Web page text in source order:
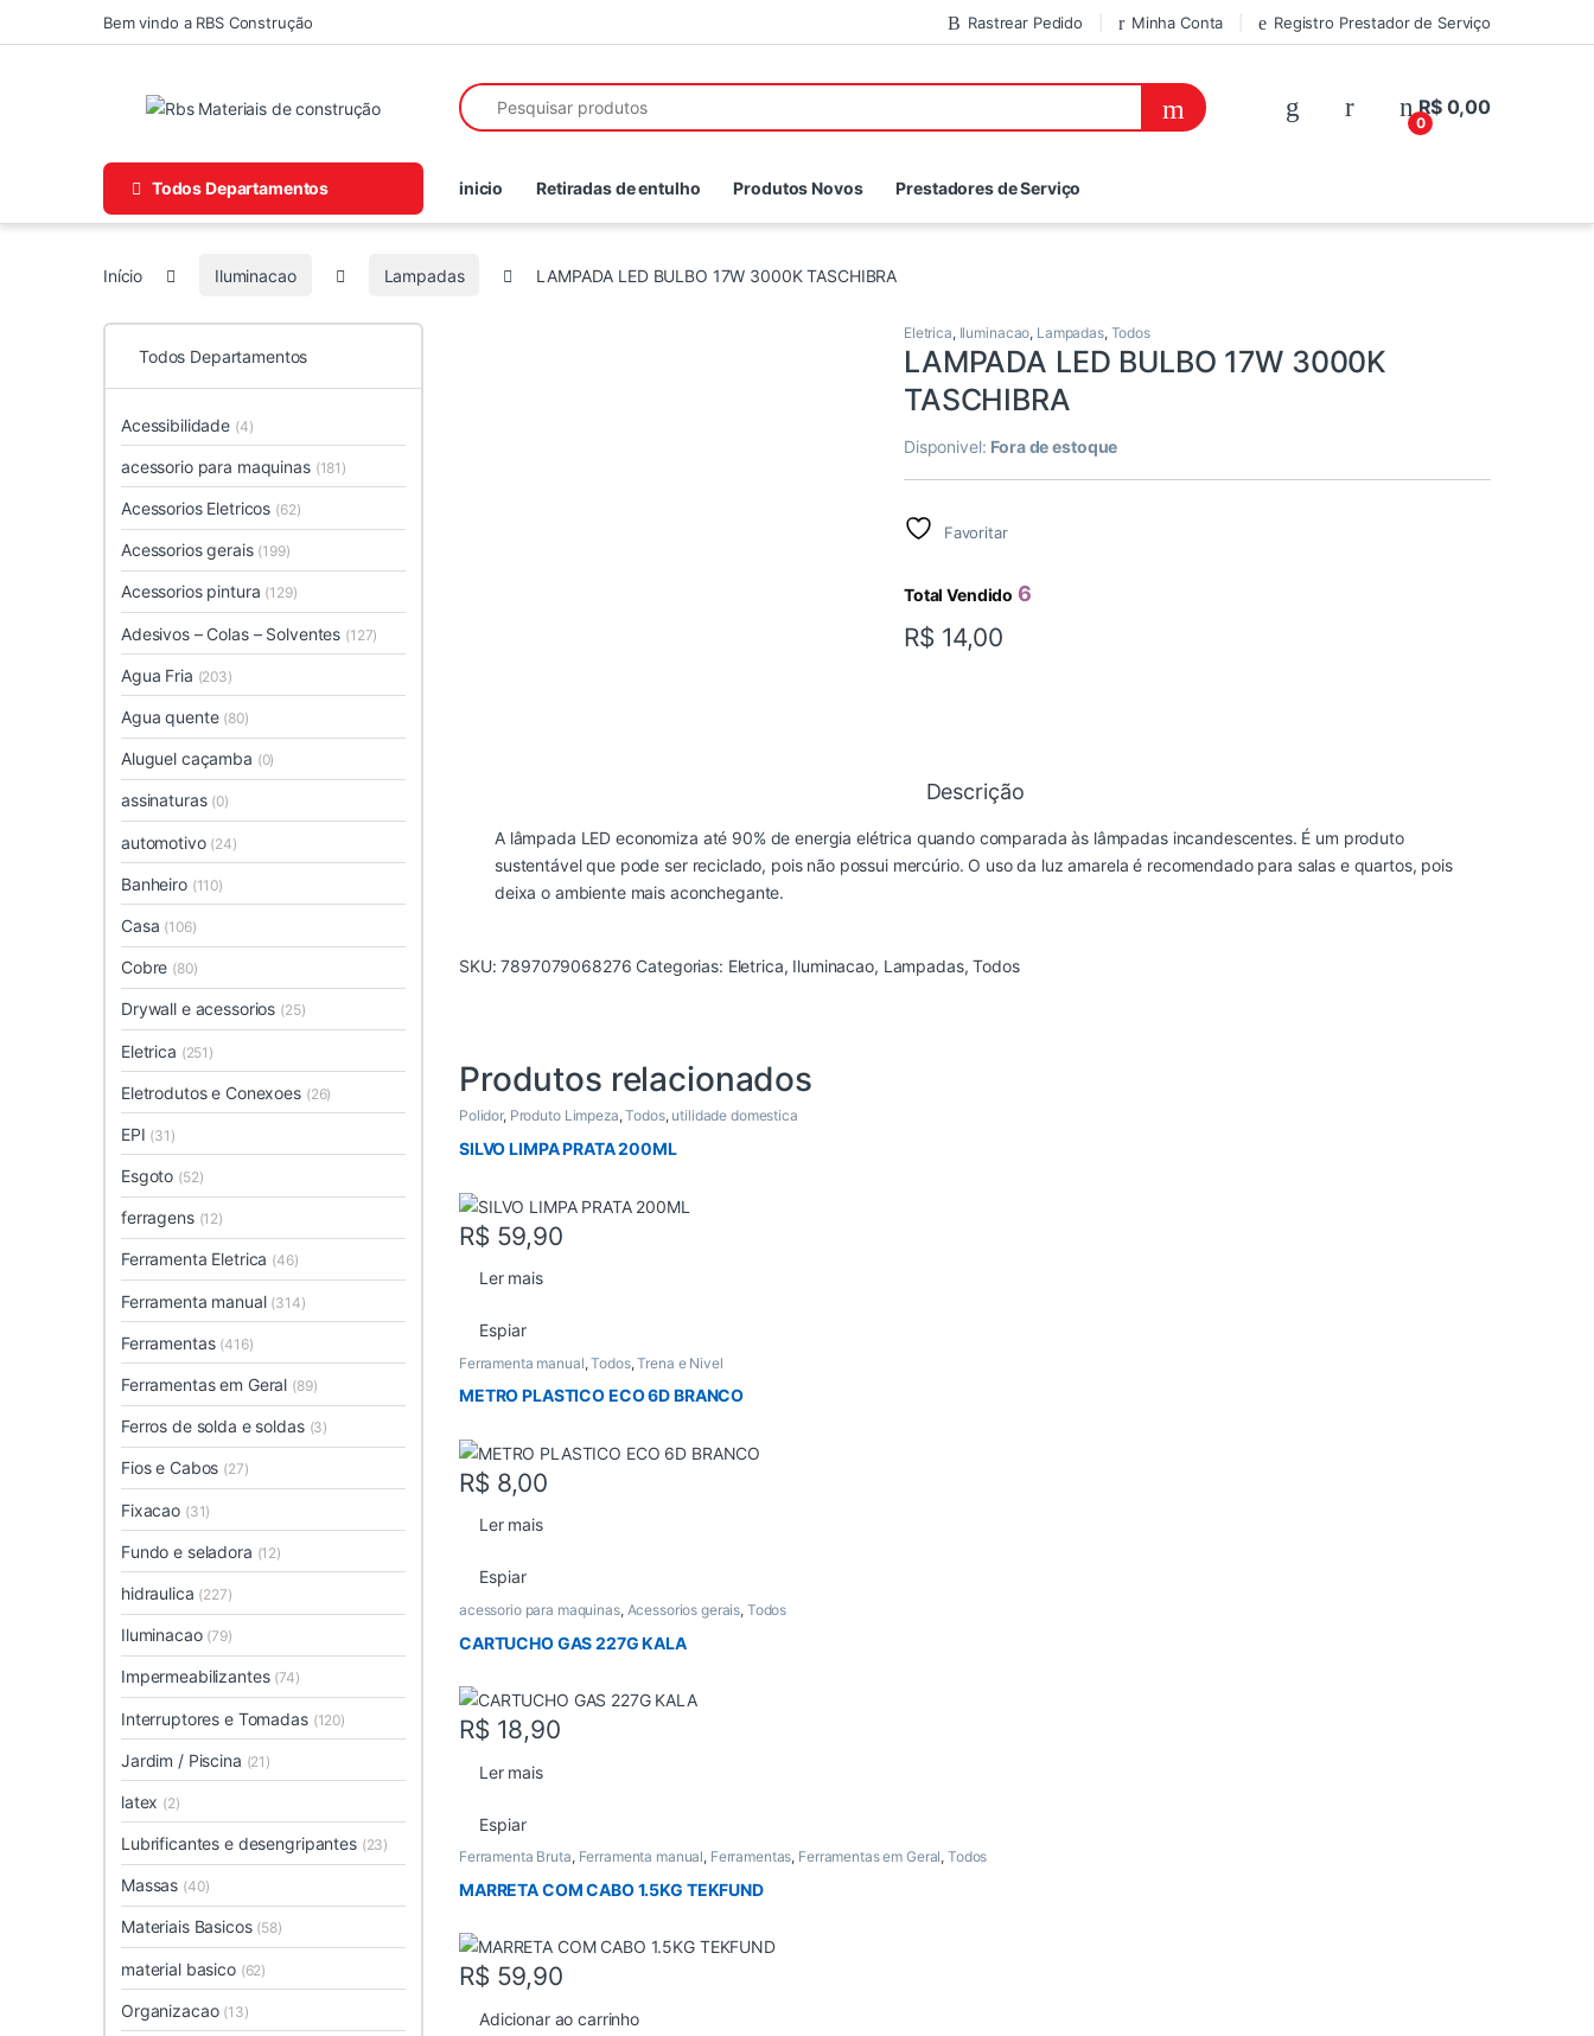
Skip to navigation
Skip to contentBem vindo a RBS Construção Rastrear Pedido Minha Conta Registro Prestador de Serviço
Search for:
0
R$0,00
Todos Departamentos inicio Retiradas de entulho Produtos Novos Prestadores de Serviço
Início Iluminacao Lampadas LAMPADA LED BULBO 17W 3000K TASCHIBRA
Eletrica, Iluminacao, Lampadas, Todos
LAMPADA LED BULBO 17W 3000K
TASCHIBRA
Disponivel: Fora de estoque
Favoritar
Total Vendido 6
R$ 14,00
Descrição
A lâmpada LED economiza até 90% de energia elétrica quando comparada às lâmpadas incandescentes. É um produto
sustentável que pode ser reciclado, pois não possui mercúrio. O uso da luz amarela é recomendado para salas e quartos, pois
deixa o ambiente mais aconchegante.
SKU:7897079068276 Categorias: Eletrica, Iluminacao, Lampadas,Todos
Produtos relacionados
Polidor, Produto Limpeza,Todos, utilidade domestica
SILVO LIMPA PRATA 200ML
R$ 59,90
Ler mais
Espiar
Ferramenta manual,Todos,Trena e Nivel
METRO PLASTICO ECO 6D BRANCO
R$ 8,00
Ler mais
Espiar
acessorio para maquinas, Acessorios gerais, Todos
CARTUCHO GAS 227G KALA
R$ 18,90
Ler mais
Espiar
Ferramenta Bruta, Ferramenta manual, Ferramentas, Ferramentas em Geral, Todos
MARRETA COM CABO 1.5KG TEKFUND
R$ 59,90
Adicionar ao carrinho
Todos Departamentos
Acessibilidade (4)
acessorio para maquinas (181)
Acessorios Eletricos (62)
Acessorios gerais (199)
Acessorios pintura (129)
Adesivos – Colas – Solventes (127)
Agua Fria (203)
Agua quente (80)
Aluguel caçamba (0)
assinaturas (0)
automotivo (24)
Banheiro (110)
Casa (106)
Cobre (80)
Drywall e acessorios (25)
Eletrica (251)
Eletrodutos e Conexoes (26)
EPI (31)
Esgoto (52)
ferragens (12)
Ferramenta Eletrica (46)
Ferramenta manual (314)
Ferramentas (416)
Ferramentas em Geral (89)
Ferros de solda e soldas (3)
Fios e Cabos (27)
Fixacao (31)
Fundo e seladora (12)
hidraulica (227)
Iluminacao (79)
Impermeabilizantes (74)
Interruptores e Tomadas (120)
Jardim / Piscina (21)
latex (2)
Lubrificantes e desengripantes (23)
Massas (40)
Materiais Basicos (58)
material basico (62)
Organizacao (13)